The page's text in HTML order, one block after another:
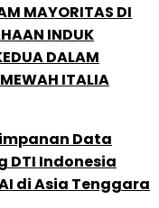
MAYORITAS DI
INDUK
DALAM
ITALIA
Data
DTI Indonesia
di Asia Tenggara